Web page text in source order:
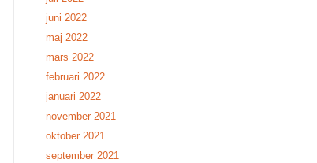
juni 2022
maj 2022
mars 2022
februari 2022
januari 2022
november 2021
oktober 2021
september 2021